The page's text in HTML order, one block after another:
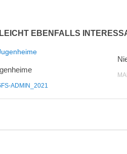
EBENFALLS
ADMIN_2021